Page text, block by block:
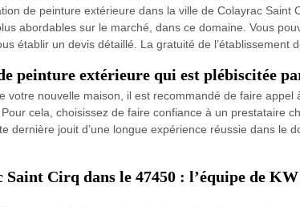
de peinture extérieure dans la ville de Colayrac Saint
abordables sur le marché, dans ce domaine. Vous
établir un devis détaillé. La gratuité de l’établissement
peinture extérieure qui est plébiscitée
votre nouvelle maison, il est recommandé de faire
cela, choisissez de faire confiance à un prestataire
dernière jouit d’une longue expérience réussie dans
Saint Cirq dans le 47450 : l’équipe de